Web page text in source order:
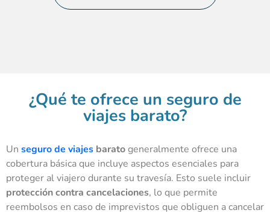
¿Qué te ofrece un seguro de
viajes barato?
Un seguro de viajes baratogeneralmente ofrece una
cobertura básica que incluye aspectos esenciales para
proteger al viajero durante su travesía. Esto suele incluir
protección contra cancelaciones, lo que permite
reembolsos en caso de imprevistos que obliguen a cancelar